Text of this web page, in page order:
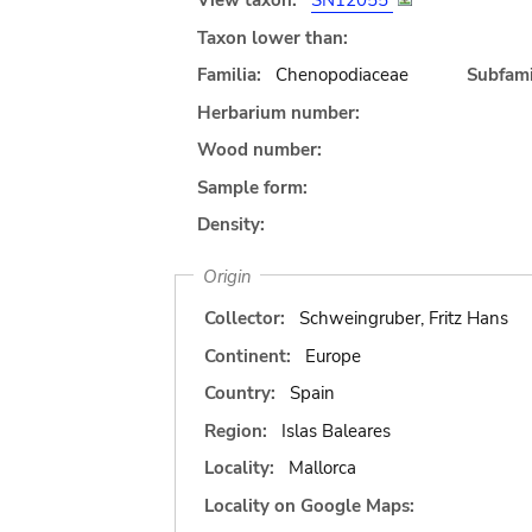
Taxon lower than:
Familia:
Chenopodiaceae
Herbarium number:
Wood number:
Sample form:
Density:
Origin
Collector:
Schweingruber, Fritz Hans
Continent:
Europe
Country:
Spain
Region:
Islas Baleares
Locality:
Mallorca
Locality on Google Maps: